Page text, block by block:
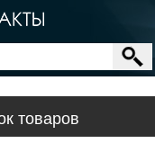
товаров